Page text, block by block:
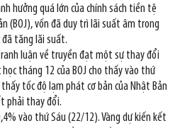
hưởng quá lớn của chính sách tiền tệ
(BOJ), vốn đã duy trì lãi suất âm trong
đã tăng lãi suất.
luận về truyền đạt một sự thay đổi
tháng 12 của BOJ cho thấy vào thứ
tốc độ lạm phát cơ bản của Nhật Bản
phải thay đổi.
vào thứ Sáu (22/12). Vàng dự kiến kết